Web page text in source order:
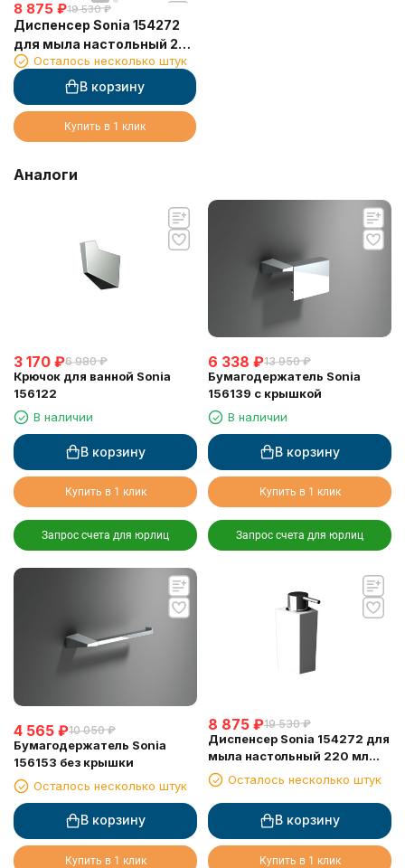
8 875 ₽19 530 ₽
Диспенсер Sonia 154272
для мыла настольный 220
мл Solid Surface
(Минеральный
композитный материал)
Осталось несколько штук
В корзину
Купить в 1 клик
Аналоги
3 170 ₽6 980 ₽
Крючок для ванной Sonia
156122
В наличии
В корзину
Купить в 1 клик
Запрос счета для юрлиц
6 338 ₽13 950 ₽
Бумагодержатель Sonia
156139 с крышкой
В наличии
В корзину
Купить в 1 клик
Запрос счета для юрлиц
4 565 ₽10 050 ₽
Бумагодержатель Sonia
156153 без крышки
Осталось несколько штук
В корзину
Купить в 1 клик
8 875 ₽19 530 ₽
Диспенсер Sonia 154272 для
мыла настольный 220 мл
Solid Surface (Минеральный
композитный материал)
Осталось несколько штук
В корзину
Купить в 1 клик